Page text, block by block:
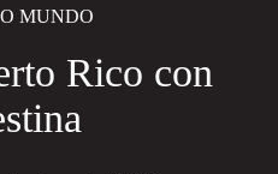
MUNDO
Rico con